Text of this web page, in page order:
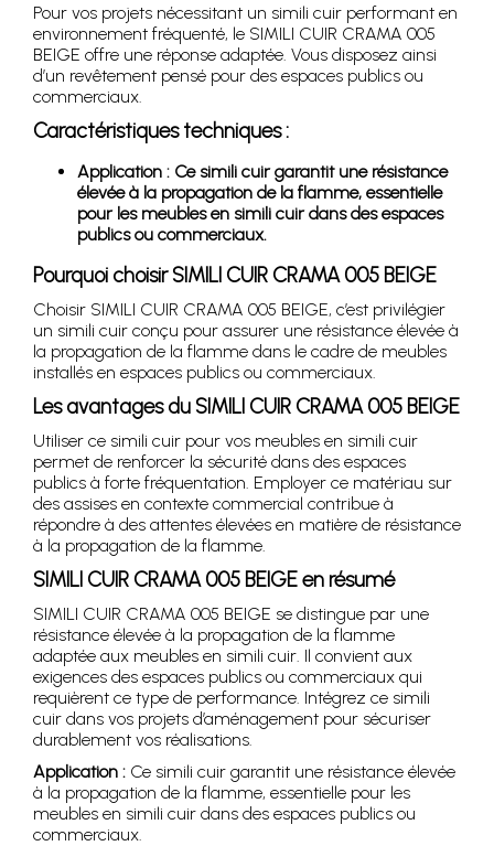
Pour vos projets nécessitant un simili cuir performant en
environnement fréquenté, le SIMILI CUIR CRAMA 005
BEIGE offre une réponse adaptée. Vous disposez ainsi
d’un revêtement pensé pour des espaces publics ou
commerciaux.
Caractéristiques techniques :
Application : Ce simili cuir garantit une résistance
élevée à la propagation de la flamme, essentielle
pour les meubles en simili cuir dans des espaces
publics ou commerciaux.
Pourquoi choisir SIMILI CUIR CRAMA 005 BEIGE
Choisir SIMILI CUIR CRAMA 005 BEIGE, c’est privilégier
un simili cuir conçu pour assurer une résistance élevée à
la propagation de la flamme dans le cadre de meubles
installés en espaces publics ou commerciaux.
Les avantages du SIMILI CUIR CRAMA 005 BEIGE
Utiliser ce simili cuir pour vos meubles en simili cuir
permet de renforcer la sécurité dans des espaces
publics à forte fréquentation. Employer ce matériau sur
des assises en contexte commercial contribue à
répondre à des attentes élevées en matière de résistance
à la propagation de la flamme.
SIMILI CUIR CRAMA 005 BEIGE en résumé
SIMILI CUIR CRAMA 005 BEIGE se distingue par une
résistance élevée à la propagation de la flamme
adaptée aux meubles en simili cuir. Il convient aux
exigences des espaces publics ou commerciaux qui
requièrent ce type de performance. Intégrez ce simili
cuir dans vos projets d’aménagement pour sécuriser
durablement vos réalisations.
Application : Ce simili cuir garantit une résistance élevée
à la propagation de la flamme, essentielle pour les
meubles en simili cuir dans des espaces publics ou
commerciaux.